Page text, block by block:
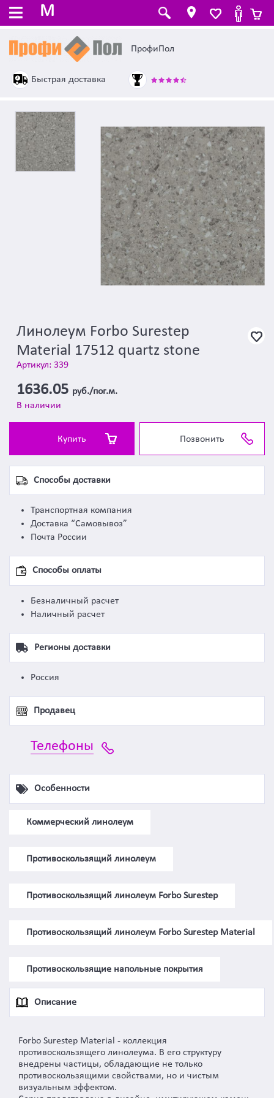
M
ПрофиПол
Быстрая доставка
Линолеум Forbo Surestep
Material 17512 quartz stone
Артикул: 339
1636.05 руб./пог.м.
В наличии
Купить Позвонить
Способы доставки
Транспортная компания
Доставка “Самовывоз”
Почта России
Способы оплаты
Безналичный расчет
Наличный расчет
Регионы доставки
Россия
Продавец
Телефоны
Особенности
Коммерческий линолеум
Противоскользящий линолеум
Противоскользящий линолеум Forbo Surestep
Противоскользящий линолеум Forbo Surestep Material
Противоскользящие напольные покрытия
Описание
Forbo Surestep Material - коллекция
противоскользящего линолеума. В его структуру
внедрены частицы, обладающие не только
противоскользящими свойствами, но и чистым
визуальным эффектом.